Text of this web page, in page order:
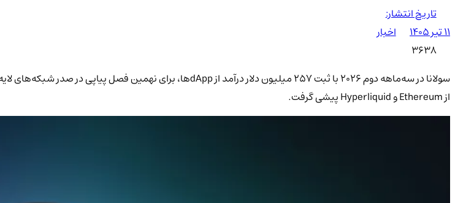
تاریخ انتشار:
۱۱ تیر ۱۴۰۵
اخبار
3638
از Ethereum و Hyperliquid پیشی گرفت.